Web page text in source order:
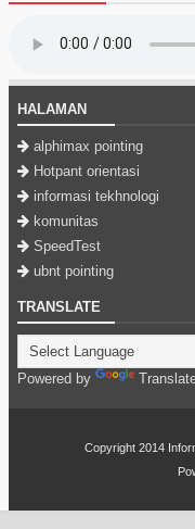
HALAMAN
alphimax pointing
Hotpant orientasi
informasi tekhnologi
komunitas
SpeedTest
ubnt pointing
TRANSLATE
Powered by
Copyright 2014